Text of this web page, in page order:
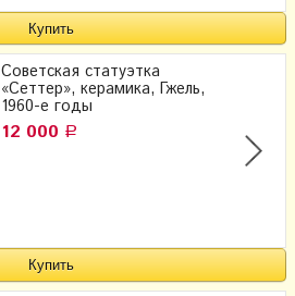
Советская статуэтка
«Сеттер», керамика, Гжель,
1960-е годы
12 000 Р